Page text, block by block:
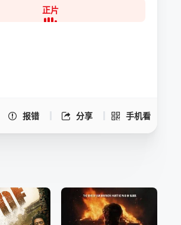
报错 分享 手机看
天使之灾 -正片
正片